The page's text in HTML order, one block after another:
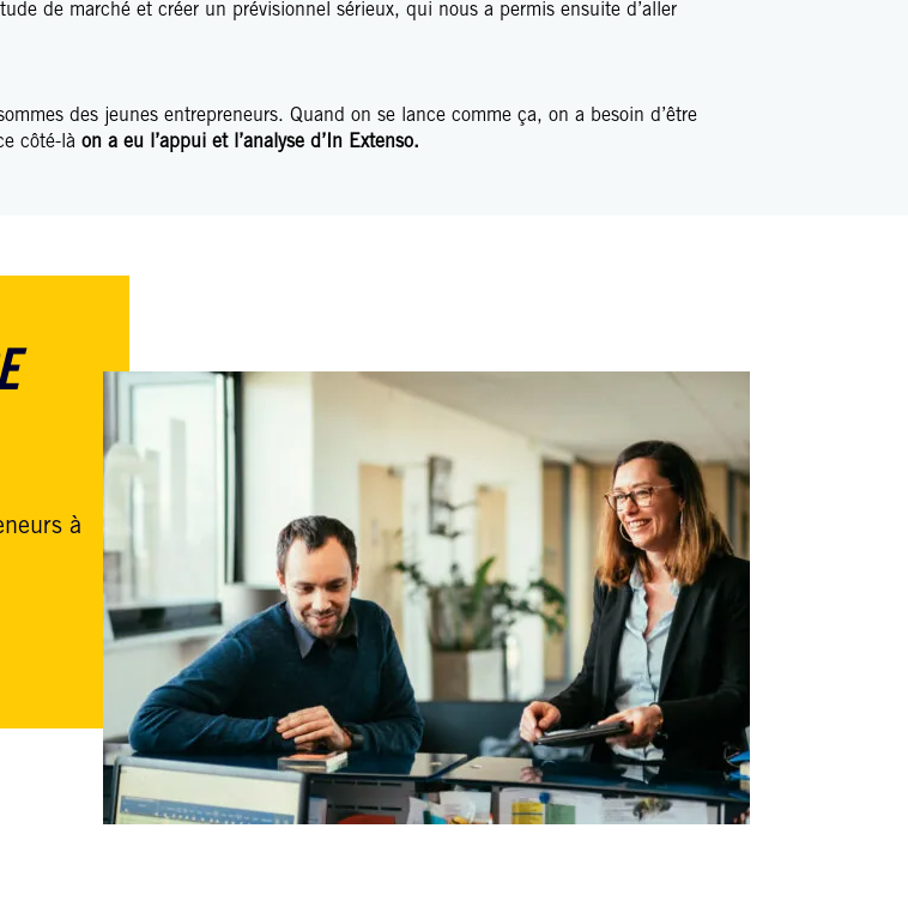
de marché et créer un prévisionnel sérieux, qui nous a permis ensuite d’aller
des jeunes entrepreneurs. Quand on se lance comme ça, on a besoin d’être
côté-làon a eu l’appui et l’analyse d’In Extenso.
à